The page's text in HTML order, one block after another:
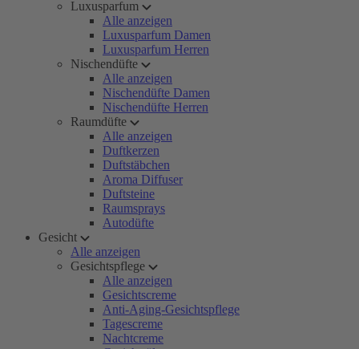
Luxusparfum
Alle anzeigen
Luxusparfum Damen
Luxusparfum Herren
Nischendüfte
Alle anzeigen
Nischendüfte Damen
Nischendüfte Herren
Raumdüfte
Alle anzeigen
Duftkerzen
Duftstäbchen
Aroma Diffuser
Duftsteine
Raumsprays
Autodüfte
Gesicht
Alle anzeigen
Gesichtspflege
Alle anzeigen
Gesichtscreme
Anti-Aging-Gesichtspflege
Tagescreme
Nachtcreme